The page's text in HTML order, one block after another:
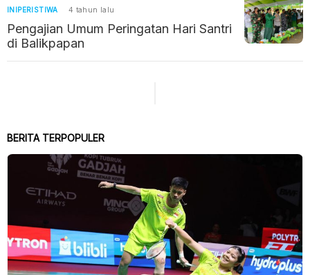
INIPERISTIWA
4 tahun lalu
Pengajian Umum Peringatan Hari Santri
di Balikpapan
BERITA TERPOPULER